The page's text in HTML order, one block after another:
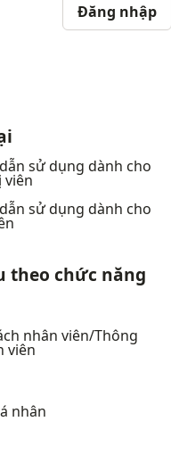
Đăng nhập
ンメニュー
sử dụng dành cho
viên
sử dụng dành cho
theo chức năng
nhân viên/Thông
viên
nhân